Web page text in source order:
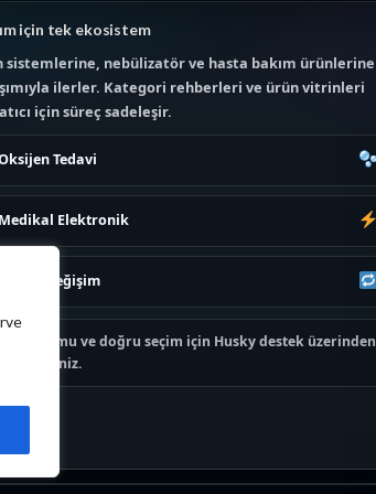
için tek ekosistem
sistemlerine, nebülizatör ve hasta bakım ürünlerine
ilerler. Kategori rehberleri ve ürün vitrinleri
için süreç sadeleşir.
Tedavi
Medikal Elektronik
İade & Değişim
uyumu ve doğru seçim için Husky desteküzerinden
alabilirsiniz.